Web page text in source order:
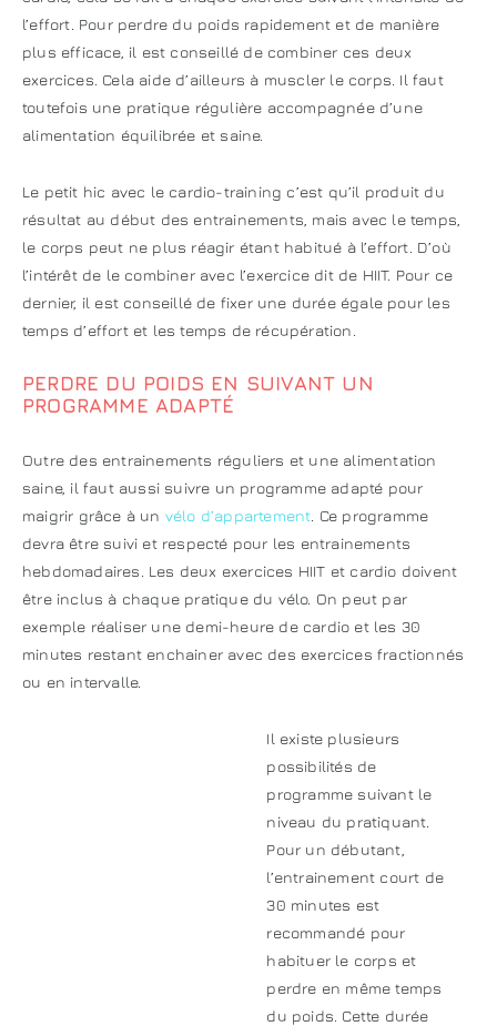
l’effort. Pour perdre du poids rapidement et de manière
plus efficace, il est conseillé de combiner ces deux
exercices. Cela aide d’ailleurs à muscler le corps. Il faut
toutefois une pratique régulière accompagnée d’une
alimentation équilibrée et saine.
Le petit hic avec le cardio-training c’est qu’il produit du
résultat au début des entrainements, mais avec le temps,
le corps peut ne plus réagir étant habitué à l’effort. D’où
l’intérêt de le combiner avec l’exercice dit de HIIT. Pour ce
dernier, il est conseillé de fixer une durée égale pour les
temps d’effort et les temps de récupération.
PERDRE DU POIDS EN SUIVANT UN
PROGRAMME ADAPTÉ
Outre des entrainements réguliers et une alimentation
saine, il faut aussi suivre un programme adapté pour
maigrir grâce à un vélo d’appartement . Ce programme
devra être suivi et respecté pour les entrainements
hebdomadaires. Les deux exercices HIIT et cardio doivent
être inclus à chaque pratique du vélo. On peut par
exemple réaliser une demi-heure de cardio et les 30
minutes restant enchainer avec des exercices fractionnés
ou en intervalle.
Il existe plusieurs
possibilités de
programme suivant le
niveau du pratiquant.
Pour un débutant,
l’entrainement court de
30 minutes est
recommandé pour
habituer le corps et
perdre en même temps
du poids. Cette durée